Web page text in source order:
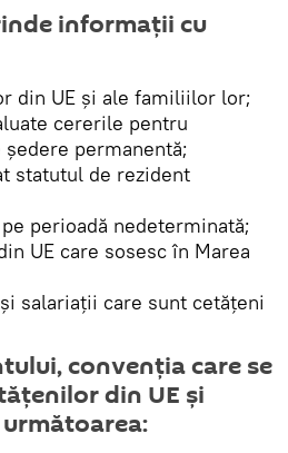
informaţii cu
din UE şi ale familiilor lor;
cererile pentru
permanentă;
statutul de rezident
perioadă nedeterminată;
UE care sosesc în Marea
salariații care sunt cetățeni
convenţia care se
din UE şi